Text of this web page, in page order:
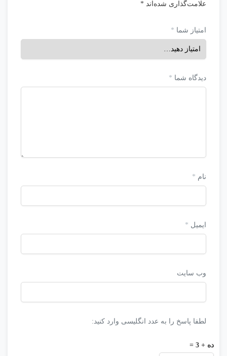
علامت‌گذاری شده‌اند *
امتیاز شما *
دیدگاه شما *
نام *
ایمیل *
وب‌ سایت
لطفا پاسخ را به عدد انگلیسی وارد کنید:
ده + 3 =